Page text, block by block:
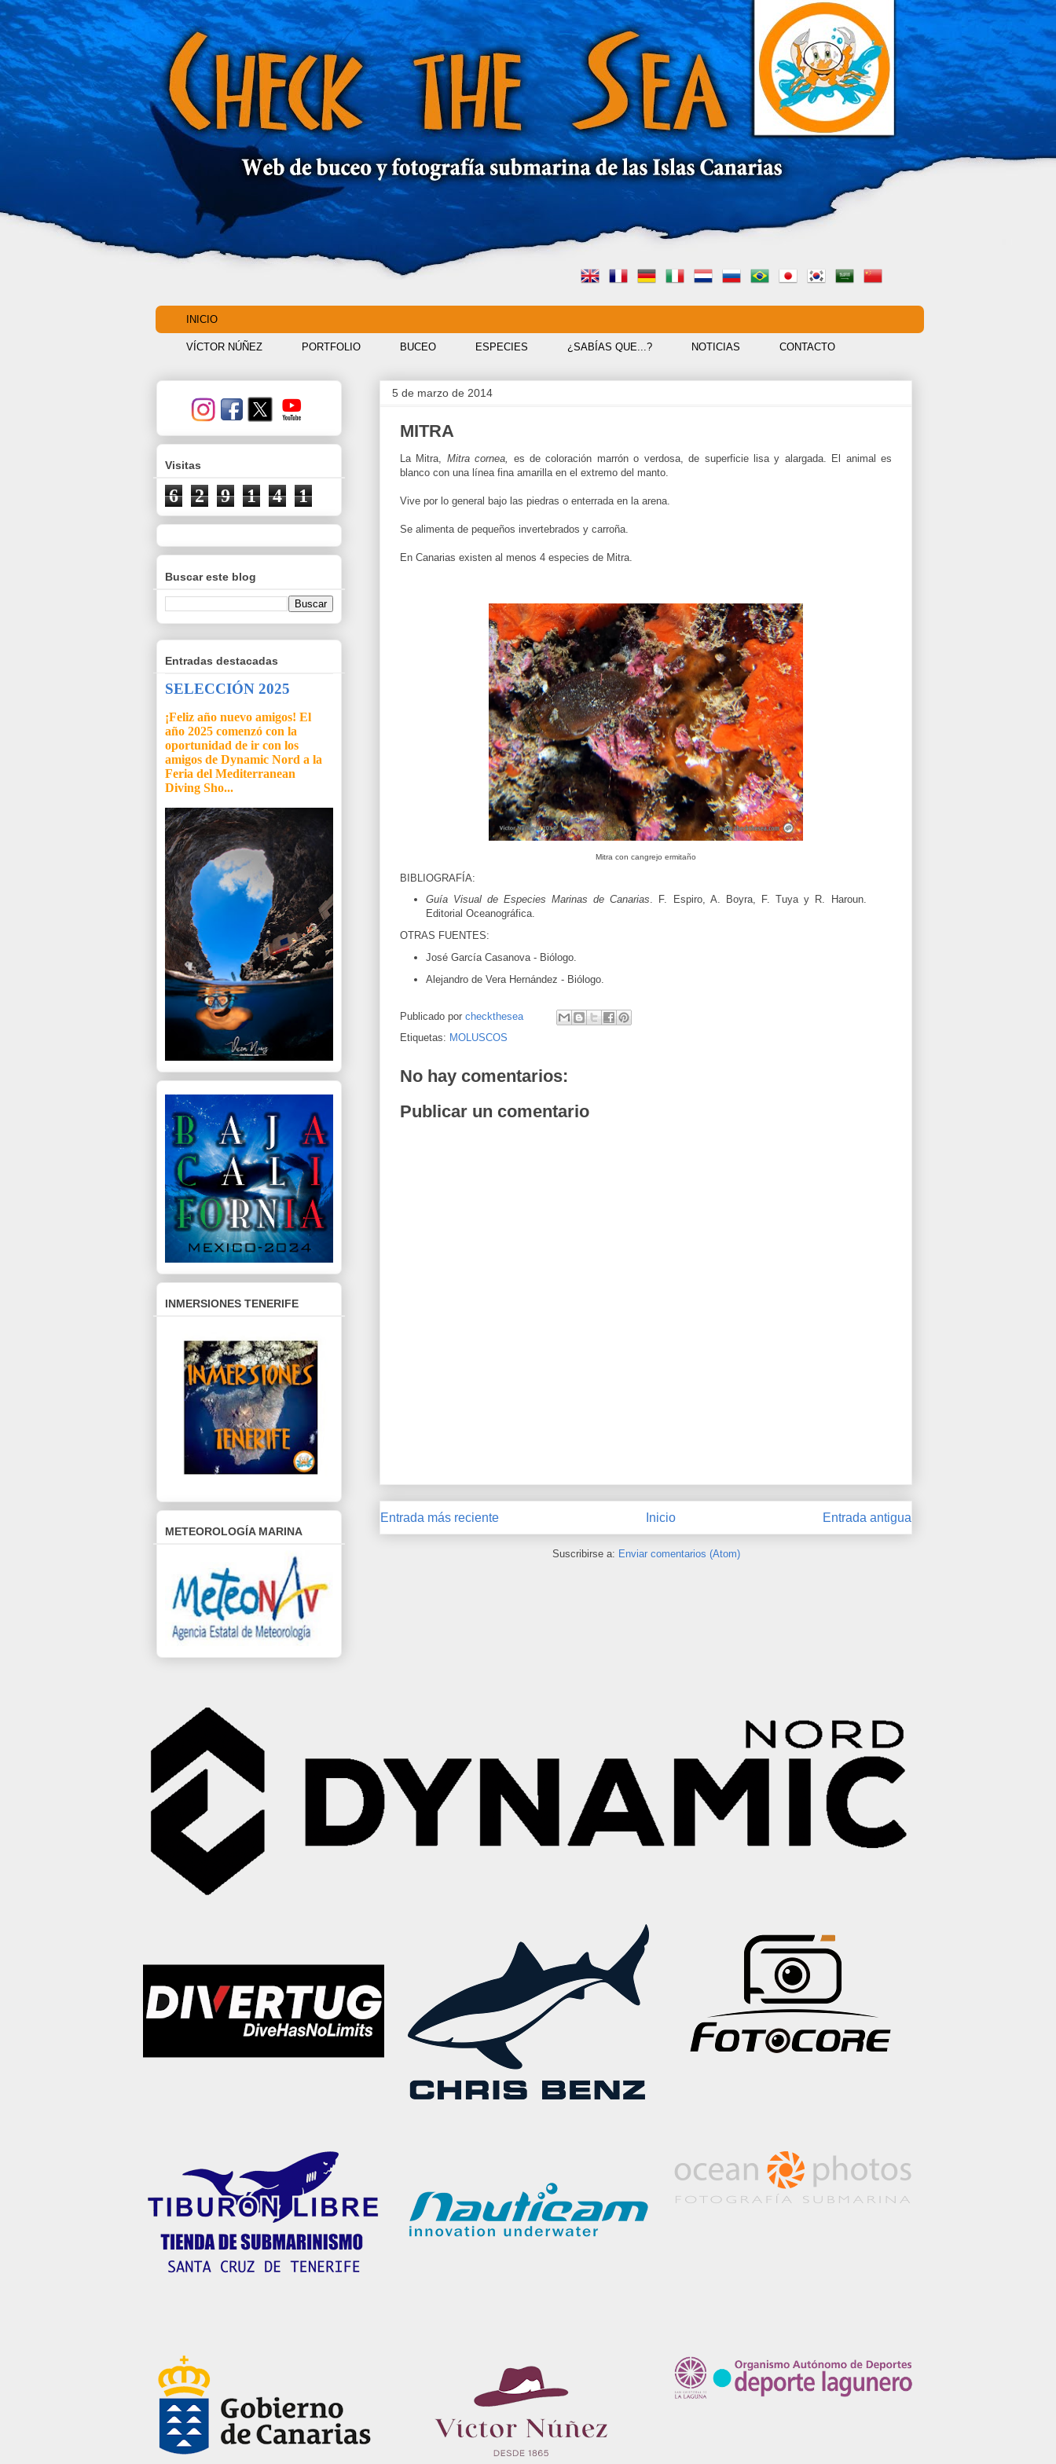
INICIO
VÍCTOR NÚÑEZ PORTFOLIO BUCEO ESPECIES ¿SABÍAS QUE...? NOTICIAS CONTACTO
5 de marzo de 2014
MITRA
La Mitra, Mitra cornea, es de coloración marrón o verdosa, de superficie lisa y alargada. El animal es
blanco con una línea fina amarilla en el extremo del manto.
Vive por lo general bajo las piedras o enterrada en la arena.
Se alimenta de pequeños invertebrados y carroña.
En Canarias existen al menos 4 especies de Mitra.
Mitra con cangrejo ermitaño
BIBLIOGRAFÍA:
Guía Visual de Especies Marinas de Canarias. F. Espiro, A. Boyra, F. Tuya y R. Haroun.
Editorial Oceanográfica.
OTRAS FUENTES:
José García Casanova - Biólogo.
Alejandro de Vera Hernández - Biólogo.
Publicado por checkthesea
Etiquetas: MOLUSCOS
No hay comentarios:
Publicar un comentario
Entrada más reciente Entrada antigua
Inicio
Suscribirse a: Enviar comentarios (Atom)
Visitas
6 2 9 1 4 1
Buscar este blog
Entradas destacadas
SELECCIÓN 2025
¡Feliz año nuevo amigos! El
año 2025 comenzó con la
oportunidad de ir con los
amigos de Dynamic Nord a la
Feria del Mediterranean
Diving Sho...
INMERSIONES TENERIFE
METEOROLOGÍA MARINA